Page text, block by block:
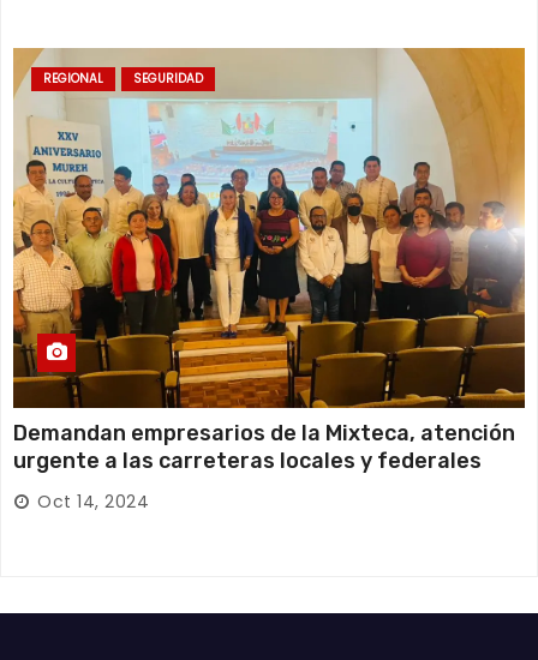
REGIONAL SEGURIDAD
Demandan empresarios de la Mixteca, atención
urgente a las carreteras locales y federales
Oct 14, 2024